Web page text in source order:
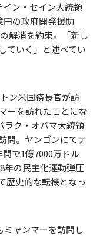
ン・セイン大統領
円の政府開発援助
解消を約束。「新し
ていく」と述べてい
ン米国務長官が訪
ーを訪れたことにな
ラク・オバマ大統領
問。ヤンゴンにてテ
で1億7000万ドル
年の民主化運動弾圧
歴史的な転機となっ
ミャンマーを訪問し